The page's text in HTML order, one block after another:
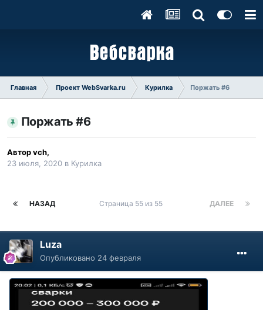
Главная Проект WebSvarka.ru Курилка Поржать #6
Поржать #6
Авторvch,
23 июля, 2020 в Курилка
НАЗАД ДАЛЕЕ
Страница 55 из 55
Luza
Опубликовано 24 февраля